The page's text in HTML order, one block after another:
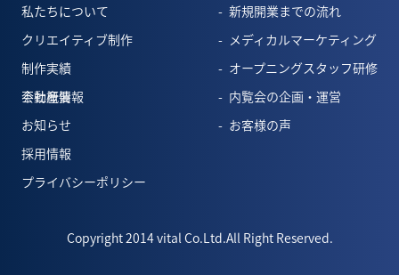
私たちについて
クリエイティブ制作
制作実績
会社概要
新規開業までの流れ
メディカルマーケティング
オープニングスタッフ研修
内覧会の企画・運営
お客様の声
不動産情報
お知らせ
採用情報
プライバシーポリシー
Copyright 2014 vital Co.Ltd.All Right Reserved.